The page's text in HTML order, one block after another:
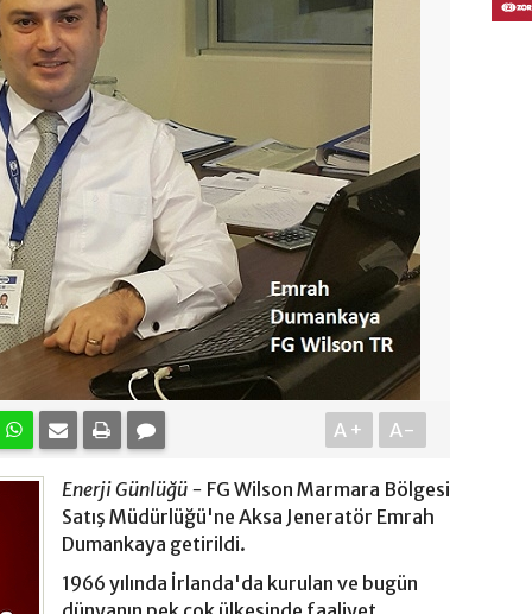
A+ A-
Enerji Günlüğü - FG Wilson Marmara Bölgesi
Satış Müdürlüğü'ne Aksa Jeneratör Emrah
Dumankaya getirildi.
1966 yılında İrlanda'da kurulan ve bugün